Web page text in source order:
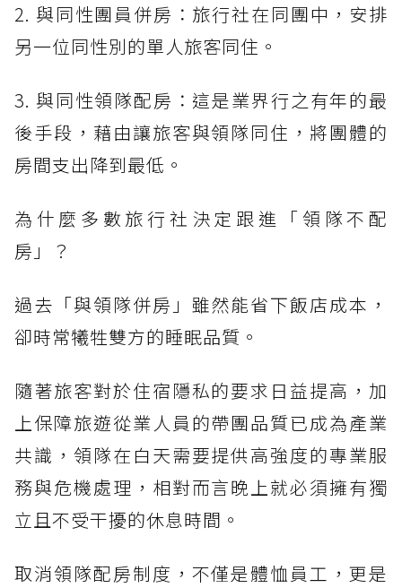
2. 與同性團員併房：旅行社在同團中，安排
另一位同性別的單人旅客同住。
3. 與同性領隊配房：這是業界行之有年的最
後手段，藉由讓旅客與領隊同住，將團體的
房間支出降到最低。
為什麼多數旅行社決定跟進「領隊不配
房」？
過去「與領隊併房」雖然能省下飯店成本，
卻時常犧牲雙方的睡眠品質。
隨著旅客對於住宿隱私的要求日益提高，加
上保障旅遊從業人員的帶團品質已成為產業
共識，領隊在白天需要提供高強度的專業服
務與危機處理，相對而言晚上就必須擁有獨
立且不受干擾的休息時間。
取消領隊配房制度，不僅是體恤員工，更是